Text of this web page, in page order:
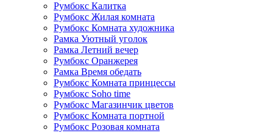
Румбокс Калитка
Румбокс Жилая комната
Румбокс Комната художника
Рамка Уютный уголок
Рамка Летний вечер
Румбокс Оранжерея
Рамка Время обедать
Румбокс Комната принцессы
Румбокс Soho time
Румбокс Магазинчик цветов
Румбокс Комната портной
Румбокс Розовая комната